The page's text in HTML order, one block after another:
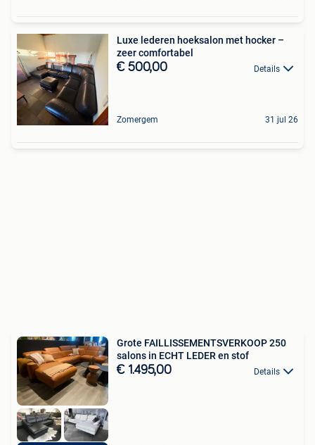
Luxe lederen hoeksalon met hocker –
zeer comfortabel
€ 500,00 Details
Zomergem 31 jul 26
Grote FAILLISSEMENTSVERKOOP 250
salons in ECHT LEDER en stof
€ 1.495,00 Details